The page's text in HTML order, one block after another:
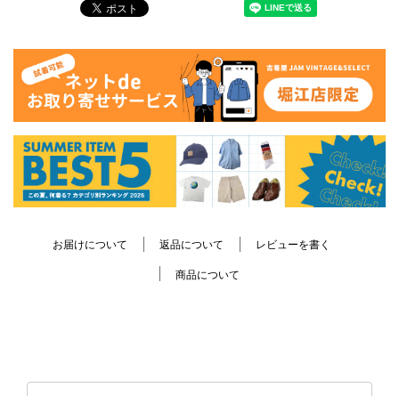
お届けについて 返品について レビューを書く
商品について